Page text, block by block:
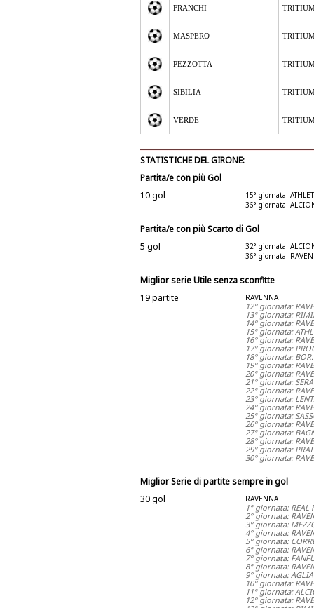
FRANCHI
MASPERO
PEZZOTTA
SIBILIA
VERDE
STATISTICHE DEL GIRONE:
Partita/e con più Gol
10 gol
15° giornata:
36° giornata:
Partita/e con più Scarto di Gol
5 gol
32° giornata:
36° giornata:
Miglior serie Utile senza sconfitte
19 partite
RAVENNA
12° giornata:
13° giornata:
14° giornata:
15° giornata:
16° giornata:
17° giornata:
18° giornata:
19° giornata:
20° giornata:
21° giornata:
22° giornata:
23° giornata:
24° giornata:
25° giornata:
26° giornata:
27° giornata:
28° giornata:
29° giornata:
30° giornata:
Miglior Serie di partite sempre in gol
30 gol
RAVENNA
1° giornata: REAL
2° giornata:
3° giornata:
4° giornata:
5° giornata:
6° giornata:
7° giornata:
8° giornata:
9° giornata:
10° giornata:
11° giornata:
12° giornata: